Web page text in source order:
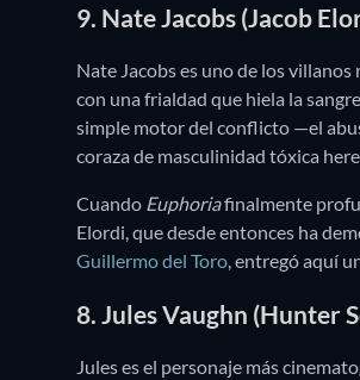
9. Nate Jacobs (Jacob
Nate Jacobs es uno de los
con una frialdad que hiela la
simple motor del conflicto —el
coraza de masculinidad tóxica
Cuando Euphoriafinalmente
Elordi, que desde entonces ha
Guillermo del Toro, entregó aquí
8. Jules Vaughn (Hunter
Jules es el personaje más